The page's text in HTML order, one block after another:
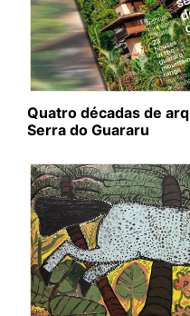
Quatro décadas de
Serra do Guararu